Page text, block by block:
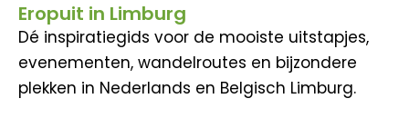
Eropuit in Limburg
Dé inspiratiegids voor de mooiste uitstapjes,
evenementen, wandelroutes en bijzondere
plekken in Nederlands en Belgisch Limburg.